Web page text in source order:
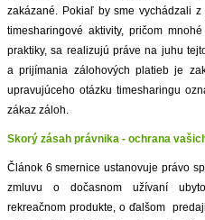
zakázané. Pokiaľ by sme vychádzali
timesharingové aktivity, pričom
praktiky, sa realizujú práve na juhu
a prijímania zálohových platieb je
upravujúceho otázku timesharingu
zákaz záloh.
Skorý zásah právnika - ochrana
Článok 6 smernice ustanovuje právo
zmluvu o dočasnom užívaní
rekreačnom produkte, o ďalšom